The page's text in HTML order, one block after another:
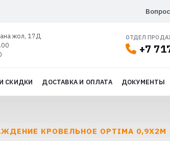
жол, 17Д
ОТДЕЛ
+7
СКИДКИ ДОСТАВКА И ОПЛАТА ДОКУМЕНТЫ
КРОВЕЛЬНОЕ OPTIMA 0,9Х2М